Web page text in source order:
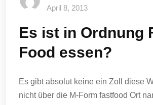
April 8, 2013
Es ist in Ordnung
Food essen?
Es gibt absolut keine ein Zoll diese
nicht über die M-Form fastfood Ort